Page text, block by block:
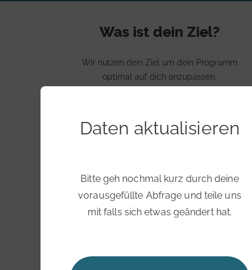
Daten aktualisieren
Bitte geh nochmal kurz durch deine
vorausgefüllte Abfrage und teile uns
mit falls sich etwas geändert hat.
Was ist dein Ziel?
Wir nutzen dein Ziel um dein Programm
optimal auf dich anzupassen.
Deine Ernährungsweise
kannst deine Angaben später jederzeit selbst
anpassen.